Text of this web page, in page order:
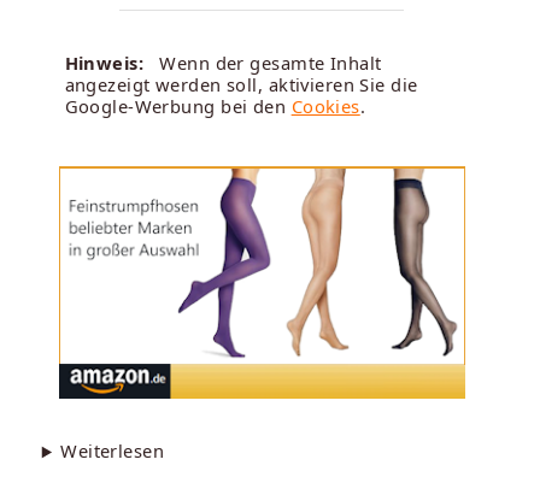
Hinweis: Wenn der gesamte Inhalt
angezeigt werden soll, aktivieren Sie die
Google-Werbung bei den Cookies.
Weiterlesen